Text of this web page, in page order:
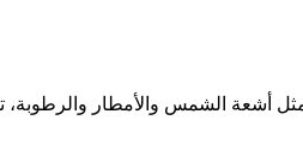
الشمس والأمطار والرطوبة،